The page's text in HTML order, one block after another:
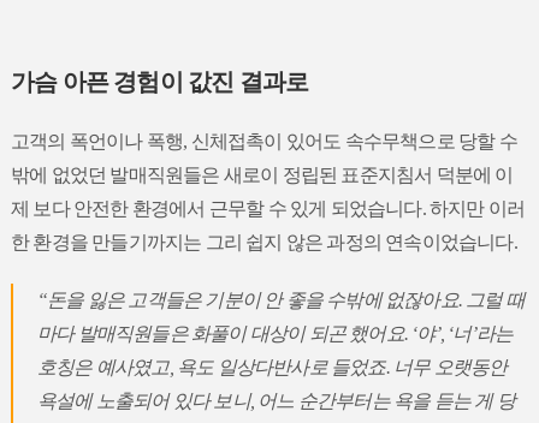
가슴 아픈 경험이 값진 결과로
고객의 폭언이나 폭행, 신체접촉이 있어도 속수무책으로 당할 수
밖에 없었던 발매직원들은 새로이 정립된 표준지침서 덕분에 이
제 보다 안전한 환경에서 근무할 수 있게 되었습니다. 하지만 이러
한 환경을 만들기까지는 그리 쉽지 않은 과정의 연속이었습니다.
“돈을 잃은 고객들은 기분이 안 좋을 수밖에 없잖아요. 그럴 때
마다 발매직원들은 화풀이 대상이 되곤 했어요. ‘야’, ‘너’라는
호칭은 예사였고, 욕도 일상다반사로 들었죠. 너무 오랫동안
욕설에 노출되어 있다 보니, 어느 순간부터는 욕을 듣는 게 당